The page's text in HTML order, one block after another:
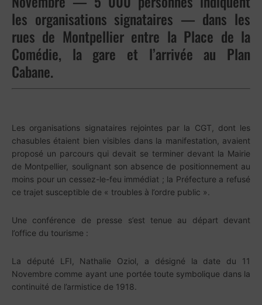
les organisations signataires — dans les
rues de Montpellier entre la Place de la
Comédie, la gare et l’arrivée au Plan
Cabane.
Les organisations signataires rejointes par la CGT, dont les
chasubles étaient bien visibles dans la manifestation, avaient
proposé un parcours qui devait se terminer devant la Mairie
de Montpellier, soulignant son absence de positionnement au
moins pour un cessez-le-feu immédiat ; la Préfecture a refusé
ce trajet susceptible de « troubles à l’ordre public ».
Une conférence de presse s’est tenue au départ devant
l’office du tourisme :
La député LFI, Nathalie Oziol, a désigné la date du 11
Novembre comme ayant une portée toute symbolique dans la
continuité de l’armistice de 1918.